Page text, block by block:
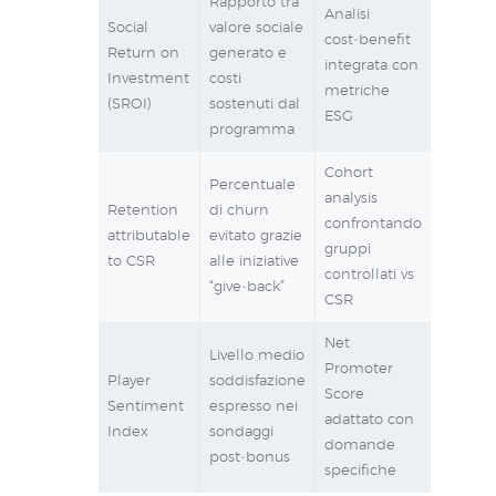
Social
Return on
Investment
(SROI)
Rapporto tra
valore sociale
generato e
costi
sostenuti dal
programma
Analisi
cost‑benefit
integrata con
metriche
ESG
Retention
attributable
to CSR
Percentuale
di churn
evitato grazie
alle iniziative
“give‑back”
Cohort
analysis
confrontando
gruppi
controllati vs
CSR
Player
Sentiment
Index
Livello medio
soddisfazione
espresso nei
sondaggi
post‑bonus
Net
Promoter
Score
adattato con
domande
specifiche